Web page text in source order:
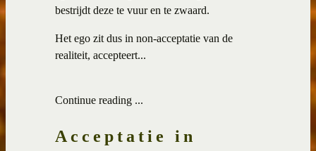
bestrijdt deze te vuur en te zwaard.
Het ego zit dus in non-acceptatie van de
realiteit, accepteert...
Continue reading ...
Acceptatie in